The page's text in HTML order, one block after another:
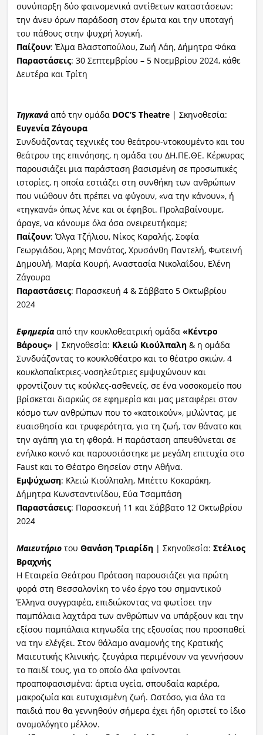
συνύπαρξη δύο φαινομενικά αντίθετων καταστάσεων:
την άνευ όρων παράδοση στον έρωτα και την υποταγή
του πάθους στην ψυχρή λογική.
Παίζουν: Έλμα Βλαστοπούλου, Ζωή Λάη, Δήμητρα Φάκα
Παραστάσεις: 30 Σεπτεμβρίου – 5 Νοεμβρίου 2024, κάθε
Δευτέρα και Τρίτη
Τηγκανάαπό την ομάδα DOC’S Theatre| Σκηνοθεσία:
Ευγενία Ζάγουρα
Συνδυάζοντας τεχνικές του θεάτρου-ντοκουμέντο και του
θεάτρου της επινόησης, η ομάδα του ΔΗ.ΠΕ.ΘΕ. Κέρκυρας
παρουσιάζει μια παράσταση βασισμένη σε προσωπικές
ιστορίες, η οποία εστιάζει στη συνθήκη των ανθρώπων
που νιώθουν ότι πρέπει να φύγουν, «να την κάνουν», ή
«τηγκανά» όπως λένε και οι έφηβοι. Προλαβαίνουμε,
άραγε, να κάνουμε όλα όσα ονειρευτήκαμε;
Παίζουν: Όλγα Τζήλιου, Νίκος Καραλής, Σοφία
Γεωργιάδου, Άρης Μανάτος, Χρυσάνθη Παντελή, Φωτεινή
Δημουλή, Μαρία Κουρή, Αναστασία Νικολαΐδου, Ελένη
Ζάγουρα
Παραστάσεις: Παρασκευή 4 & Σάββατο 5 Οκτωβρίου
2024
Εφημερίααπό την κουκλοθεατρική ομάδα «Κέντρο
Βάρους» | Σκηνοθεσία: Κλειώ Κιούλπαλη& η ομάδα
Συνδυάζοντας το κουκλοθέατρο και το θέατρο σκιών, 4
κουκλοπαίκτριες-νοσηλεύτριες εμψυχώνουν και
φροντίζουν τις κούκλες-ασθενείς, σε ένα νοσοκομείο που
βρίσκεται διαρκώς σε εφημερία και μας μεταφέρει στον
κόσμο των ανθρώπων που το «κατοικούν», μιλώντας, με
ευαισθησία και τρυφερότητα, για τη ζωή, τον θάνατο και
την αγάπη για τη φθορά. Η παράσταση απευθύνεται σε
ενήλικο κοινό και παρουσιάστηκε με μεγάλη επιτυχία στο
Faust και το Θέατρο Θησείον στην Αθήνα.
Εμψύχωση: Κλειώ Κιούλπαλη, Μπέττυ Κοκαράκη,
Δήμητρα Κωνσταντινίδου, Εύα Τσαμπάση
Παραστάσεις: Παρασκευή 11 και Σάββατο 12 Οκτωβρίου
2024
Μαιευτήριοτου Θανάση Τριαρίδη| Σκηνοθεσία: Στέλιος
Βραχνής
Η Εταιρεία Θεάτρου Πρόταση παρουσιάζει για πρώτη
φορά στη Θεσσαλονίκη το νέο έργο του σημαντικού
Έλληνα συγγραφέα, επιδιώκοντας να φωτίσει την
παμπάλαια λαχτάρα των ανθρώπων να υπάρξουν και την
εξίσου παμπάλαια κτηνωδία της εξουσίας που προσπαθεί
να την ελέγξει. Στον θάλαμο αναμονής της Κρατικής
Μαιευτικής Κλινικής, ζευγάρια περιμένουν να γεννήσουν
το παιδί τους, για το οποίο όλα φαίνονται
προαποφασισμένα: άρτια υγεία, σπουδαία καριέρα,
μακροζωία και ευτυχισμένη ζωή. Ωστόσο, για όλα τα
παιδιά που θα γεννηθούν σήμερα έχει ήδη οριστεί το ίδιο
ανομολόγητο μέλλον.